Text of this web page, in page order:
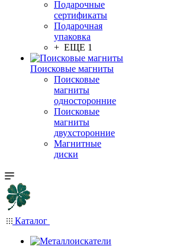
Подарочные
сертификаты
Подарочная
упаковка
+ ЕЩЕ 1
Поисковые магниты
Поисковые
магниты
односторонние
Поисковые
магниты
двухсторонние
Магнитные
диски
Каталог